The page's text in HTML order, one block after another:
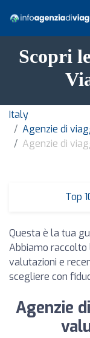
Scopri
Italy
Agenzie di
Agenzie di
Top
Questa è la tua
Abbiamo raccolto
valutazioni e
scegliere con
Agenzie